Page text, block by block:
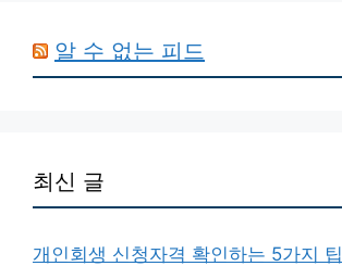
알 수 없는 피드
최신 글
개인회생 신청자격 확인하는 5가지 팁